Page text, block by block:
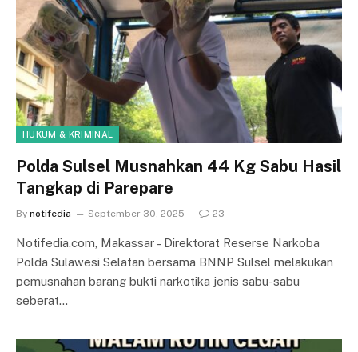
HUKUM & KRIMINAL
Polda Sulsel Musnahkan 44 Kg Sabu Hasil
Tangkap di Parepare
By notifedia September 30, 2025 23
Notifedia.com, Makassar – Direktorat Reserse Narkoba
Polda Sulawesi Selatan bersama BNNP Sulsel melakukan
pemusnahan barang bukti narkotika jenis sabu-sabu
seberat…